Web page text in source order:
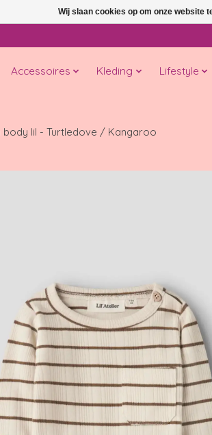
Accessoires Kleding Lifestyle
body lil - Turtledove / Kangaroo
Wij slaan cookies op om onze website